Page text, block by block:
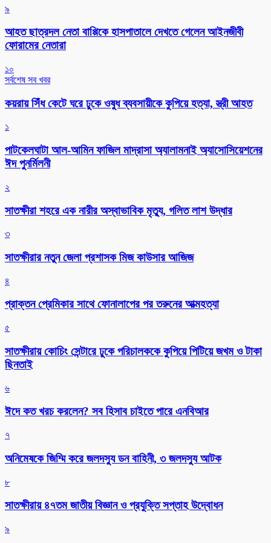
৯
আহত ছাত্রদল নেতা বাপ্পিকে হাসপাতালে দেখতে গেলেন আইনজীবী
ফোরামের নেতারা
১০
সর্বশেষ সব খবর
কয়রায় সিঁধ কেটে ঘরে ঢুকে ওষুধ ব্যবসায়ীকে কুপিয়ে হত্যা, স্ত্রী আহত
১
পাটকেলঘাটা আল-আমিন ফাজিল মাদ্রাসা অ্যালামনাই অ্যাসোসিয়েশনের
ঈদ পুনর্মিলনী
২
সাতক্ষীরা শহরে এক নারীর অস্বাভাবিক মৃত্যু, গলিত লাশ উদ্ধার
৩
সাতক্ষীরার নতুন জেলা প্রশাসক মিজ কাউসার আজিজ
৪
প্রাক্তন প্রেমিকার সাথে ফোনালাপের পর তরুনের আত্মহত্যা
৫
সাতক্ষীরায় কোচিং সেন্টারে ঢুকে পরিচালককে কুপিয়ে পিটিয়ে জখম ও টাকা
ছিনতাই
৬
ঈদে কত খরচ করলেন? সব হিসাব চাইতে পারে এনবিআর
৭
অনিমেষকে জিম্মি করে জলদস্যু ডন বাহিনী, ৩ জলদস্যু আটক
৮
সাতক্ষীরায় ৪৭তম জাতীয় বিজ্ঞান ও প্রযুক্তি সপ্তাহ উদ্বোধন
৯